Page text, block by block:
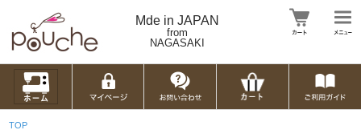
Mde in JAPAN
from
NAGASAKI
TOP